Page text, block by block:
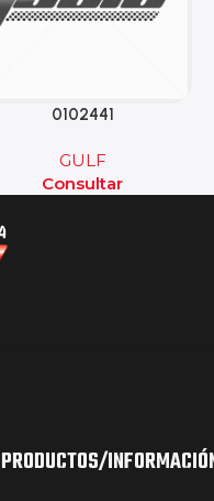
0102441
GULF
Consultar
PRODUCTOS/